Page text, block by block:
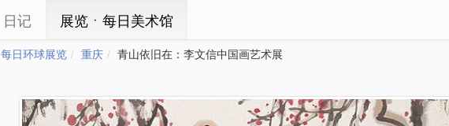
日记 展览ㆍ每日美术馆
每日环球展览 重庆 青山依旧在：李文信中国画艺术展